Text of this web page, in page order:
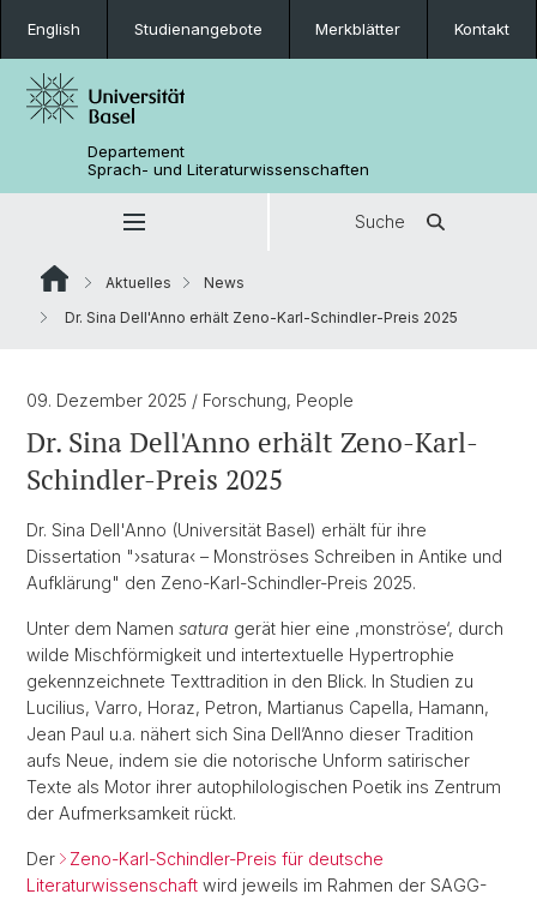
English Studienangebote Merkblätter Kontakt
Departement
Sprach- und Literaturwissenschaften
Suche
Aktuelles
News
Dr. Sina Dell'Anno erhält Zeno-Karl-Schindler-Preis 2025
09. Dezember 2025 / Forschung, People
Dr. Sina Dell'Anno erhält Zeno-Karl-
Schindler-Preis 2025
Dr. Sina Dell'Anno (Universität Basel) erhält für ihre
Dissertation "›satura‹ – Monströses Schreiben in Antike und
Aufklärung" den Zeno-Karl-Schindler-Preis 2025.
Unter dem Namen satura gerät hier eine ,monströse‘, durch
wilde Mischförmigkeit und intertextuelle Hypertrophie
gekennzeichnete Texttradition in den Blick. In Studien zu
Lucilius, Varro, Horaz, Petron, Martianus Capella, Hamann,
Jean Paul u.a. nähert sich Sina Dell’Anno dieser Tradition
aufs Neue, indem sie die notorische Unform satirischer
Texte als Motor ihrer autophilologischen Poetik ins Zentrum
der Aufmerksamkeit rückt.
Der
Zeno-Karl-Schindler-Preis für deutsche
Literaturwissenschaft wird jeweils im Rahmen der SAGG-